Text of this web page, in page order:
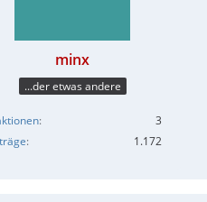
minx
...der etwas andere
3
1.172